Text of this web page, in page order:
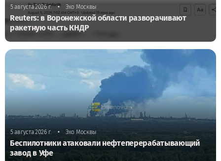
5 августа 2026 г. • Эхо Москвы
Reuters: в Воронежской области разворачивают
ракетную часть КНДР
5 августа 2026 г. • Эхо Москвы
Беспилотники атаковали нефтеперерабатывающий
завод в Уфе